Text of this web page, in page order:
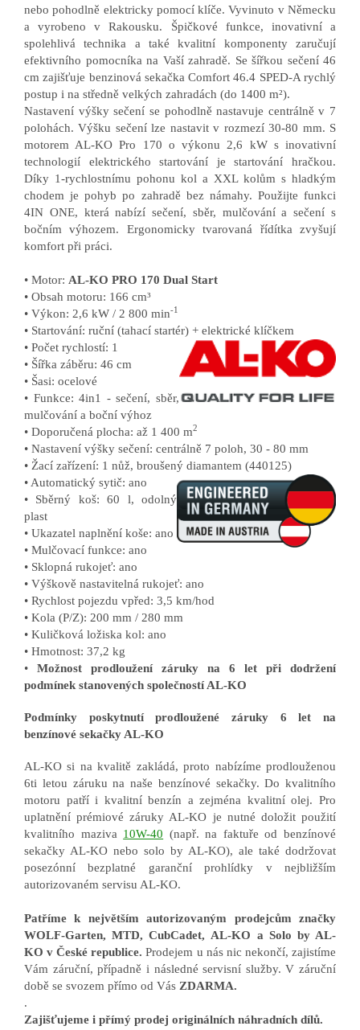
nebo pohodlně elektricky pomocí klíče. Vyvinuto v Německu
a vyrobeno v Rakousku. Špičkové funkce, inovativní a
spolehlivá technika a také kvalitní komponenty zaručují
efektivního pomocníka na Vaší zahradě. Se šířkou sečení 46
cm zajišťuje benzinová sekačka Comfort 46.4 SPED-A rychlý
postup i na středně velkých zahradách (do 1400 m²).
Nastavení výšky sečení se pohodlně nastavuje centrálně v 7
polohách. Výšku sečení lze nastavit v rozmezí 30-80 mm. S
motorem AL-KO Pro 170 o výkonu 2,6 kW s inovativní
technologií elektrického startování je startování hračkou.
Díky 1-rychlostnímu pohonu kol a XXL kolům s hladkým
chodem je pohyb po zahradě bez námahy. Použijte funkci
4IN ONE, která nabízí sečení, sběr, mulčování a sečení s
bočním výhozem. Ergonomicky tvarovaná řídítka zvyšují
komfort při práci.
• Motor: AL-KO PRO 170 Dual Start
• Obsah motoru: 166 cm³
• Výkon: 2,6 kW / 2 800 min-1
• Startování: ruční (tahací startér) + elektrické klíčkem
• Počet rychlostí: 1
• Šířka záběru: 46 cm
• Šasi: ocelové
• Funkce: 4in1 - sečení, sběr,
mulčování a boční výhoz
• Doporučená plocha: až 1 400 m2
• Nastavení výšky sečení: centrálně 7 poloh, 30 - 80 mm
• Žací zařízení: 1 nůž, broušený diamantem (440125)
• Automatický sytič: ano
• Sběrný koš: 60 l, odolný
plast
• Ukazatel naplnění koše: ano
• Mulčovací funkce: ano
• Sklopná rukojeť: ano
• Výškově nastavitelná rukojeť: ano
• Rychlost pojezdu vpřed: 3,5 km/hod
• Kola (P/Z): 200 mm / 280 mm
• Kuličková ložiska kol: ano
• Hmotnost: 37,2 kg
• Možnost prodloužení záruky na 6 let při dodržení
podmínek stanovených společností AL-KO
Podmínky poskytnutí prodloužené záruky 6 let na
benzínové sekačky AL-KO
AL-KO si na kvalitě zakládá, proto nabízíme prodlouženou
6ti letou záruku na naše benzínové sekačky. Do kvalitního
motoru patří i kvalitní benzín a zejména kvalitní olej. Pro
uplatnění prémiové záruky AL-KO je nutné doložit použití
kvalitního maziva 10W-40 (např. na faktuře od benzínové
sekačky AL-KO nebo solo by AL-KO), ale také dodržovat
posezónní bezplatné garanční prohlídky v nejbližším
autorizovaném servisu AL-KO.
Patříme k největším autorizovaným prodejcům značky
WOLF-Garten, MTD, CubCadet, AL-KO a Solo by AL-
KO v České republice.Prodejem u nás nic nekončí, zajistíme
Vám záruční, případně i následné servisní služby. V záruční
době se svozem přímo od Vás ZDARMA.
.
Zajišťujeme i přímý prodej originálních náhradních dílů.